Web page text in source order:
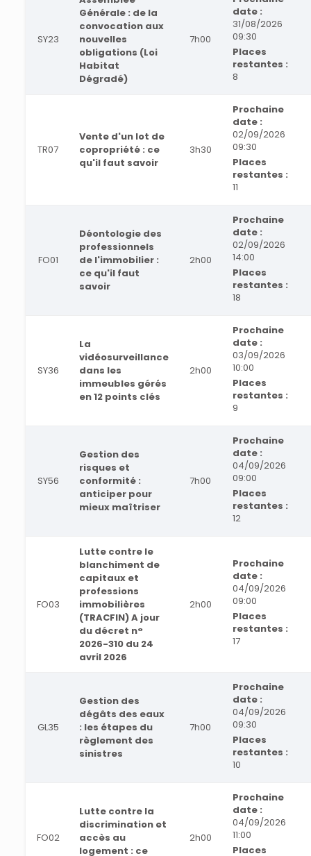
SY23
Générale : de la
convocation aux
nouvelles
obligations (Loi
Habitat
Dégradé)
7h00
date :
31/08/2026
09:30
Places
restantes :
8
TR07
Vente d'un lot de
copropriété : ce
qu'il faut savoir
3h30
Prochaine
date :
02/09/2026
09:30
Places
restantes :
11
FO01
Déontologie des
professionnels
de l'immobilier :
ce qu'il faut
savoir
2h00
Prochaine
date :
02/09/2026
14:00
Places
restantes :
18
SY36
La
vidéosurveillance
dans les
immeubles gérés
en 12 points clés
2h00
Prochaine
date :
03/09/2026
10:00
Places
restantes :
9
SY56
Gestion des
risques et
conformité :
anticiper pour
mieux maîtriser
7h00
Prochaine
date :
04/09/2026
09:00
Places
restantes :
12
FO03
Lutte contre le
blanchiment de
capitaux et
professions
immobilières
(TRACFIN) A jour
du décret n°
2026-310 du 24
avril 2026
2h00
Prochaine
date :
04/09/2026
09:00
Places
restantes :
17
GL35
Gestion des
dégâts des eaux
: les étapes du
règlement des
sinistres
7h00
Prochaine
date :
04/09/2026
09:30
Places
restantes :
10
FO02
Lutte contre la
discrimination et
accès au
logement : ce
2h00
Prochaine
date :
04/09/2026
11:00
Places